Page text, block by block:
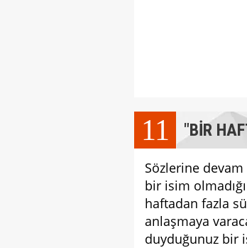
11 "BİR
Sözlerine devam
bir isim
haftadan fazla
anlaşmaya
duyduğunuz bir